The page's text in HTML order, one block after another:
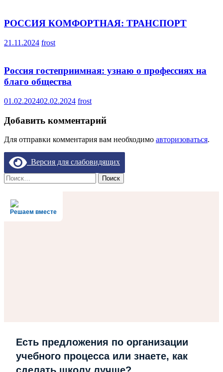
РОССИЯ КОМФОРТНАЯ: ТРАНСПОРТ
21.11.2024 frost
Россия гостеприимная: узнаю о профессиях на
благо общества
01.02.202402.02.2024 frost
Добавить комментарий
Для отправки комментария вам необходимо авторизоваться.
Версия для слабовидящих
Найти:
Решаем вместе
Есть предложения по организации
учебного процесса или знаете, как